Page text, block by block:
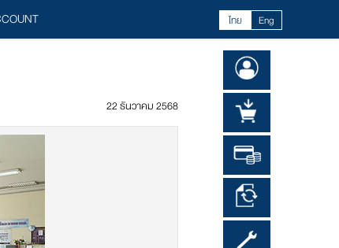
ไทย Eng
22 ธันวาคม 2568